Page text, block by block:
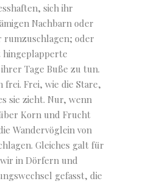
sich ihr
Nachbarn oder
rumzuschlagen; oder
hingeplapperte
Tage Buße zu tun.
frei. Frei, wie die Stare,
sie zieht. Nur, wenn
Korn und Frucht
Wandervöglein von
Gleiches galt für
in Dörfern und
gefasst, die